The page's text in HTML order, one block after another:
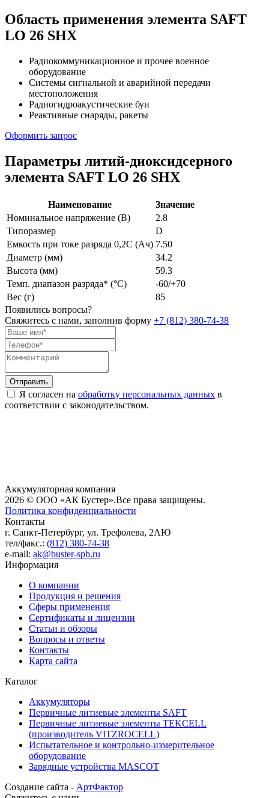
Область применения элемента SAFT
LO 26 SHX
Радиокоммуникационное и прочее военное
оборудование
Системы сигнальной и аварийной передачи
местоположения
Радиогидроакустические буи
Реактивные снаряды, ракеты
Оформить запрос
Параметры литий-диоксидсерного
элемента SAFT LO 26 SHX
Наименование
Значение
Номинальное напряжение (В)
2.8
Типоразмер
D
Емкость при токе разряда 0,2С (Ач) 7.50
Диаметр (мм)
34.2
Высота (мм)
59.3
Темп. диапазон разряда* (°C)
-60/+70
Вес (г)
85
Появились вопросы?
Свяжитесь с нами, заполнив форму +7 (812) 380-74-38
Я согласен на обработку персональных данных в
соответствии с законодательством.
Аккумуляторная компания
2026 © ООО «АК Бустер».Все права защищены.
Политика конфиденциальности
Контакты
г. Санкт-Петербург, ул. Трефолева, 2АЮ
тел/факс.: (812) 380-74-38
e-mail: ak@buster-spb.ru
Информация
О компании
Продукция и решения
Сферы применения
Сертификаты и лицензии
Статьи и обзоры
Вопросы и ответы
Контакты
Карта сайта
Каталог
Аккумуляторы
Первичные литиевые элементы SAFT
Первичные литиевые элементы TEKCELL
(производитель VITZROCELL)
Испытательное и контрольно-измерительное
оборудование
Зарядные устройства MASCOT
Создание сайта - АртФактор